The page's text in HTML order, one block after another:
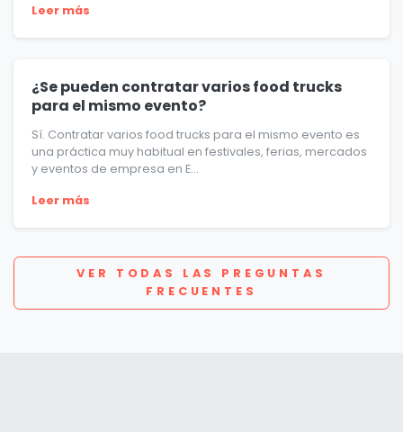
Leer más
¿Se pueden contratar varios food trucks
para el mismo evento?
Sí. Contratar varios food trucks para el mismo evento es
una práctica muy habitual en festivales, ferias, mercados
y eventos de empresa en E...
Leer más
VER TODAS LAS PREGUNTAS
FRECUENTES